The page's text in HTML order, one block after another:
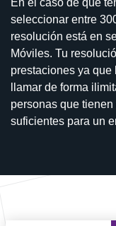
En el caso de que
seleccionar entre
resolución está en
Móviles. Tu
prestaciones ya
llamar de forma
personas que
suficientes para un